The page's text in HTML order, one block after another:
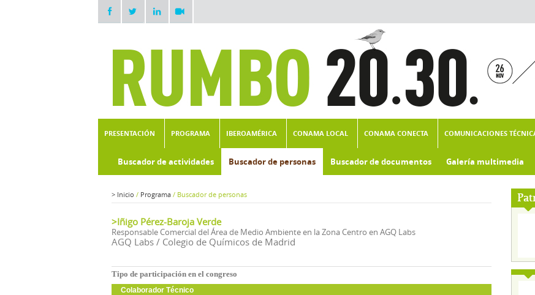
PRESENTACIÓN PROGRAMA IBEROAMÉRICA CONAMA LOCAL CONAMA CONECTA COMUNICACIONES
Buscador de actividades Buscador de personas Buscador de documentos Galería multimedia
> Inicio / Programa / Buscador de personas
>Iñigo Pérez-Baroja Verde
Responsable Comercial del Área de Medio Ambiente en la Zona Centro en AGQ Labs
AGQ Labs / Colegio de Químicos de Madrid
Tipo de participación en el congreso
Colaborador Técnico